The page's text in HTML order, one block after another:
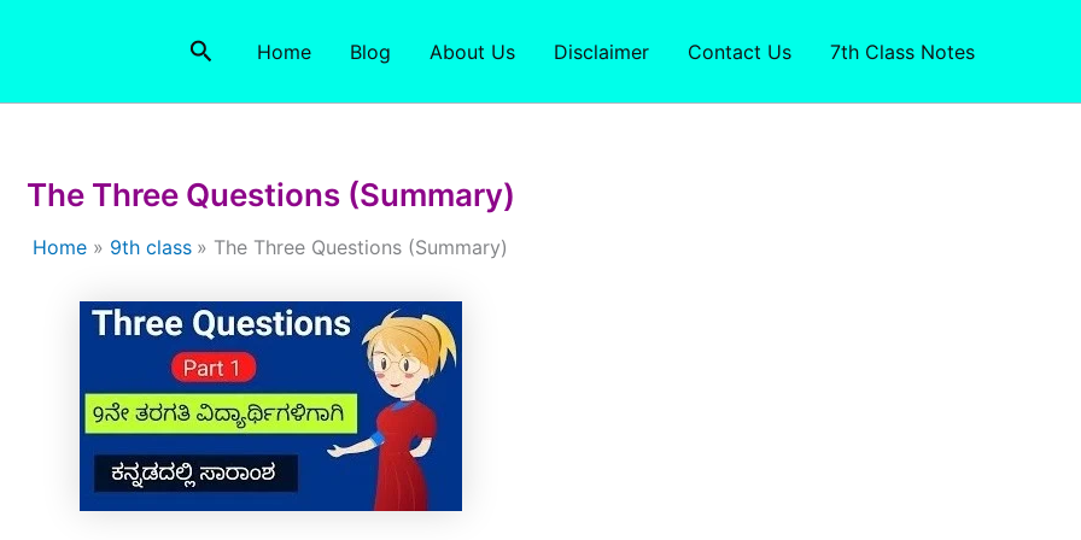
SearchHome Blog About Us Disclaimer Contact Us 7th Class Notes
The Three Questions (Summary)
Home 9th class The Three Questions (Summary)